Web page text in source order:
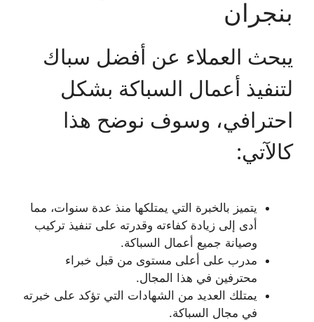
بنجران
يبحث العملاء عن أفضل سباك
لتنفيذ أعمال السباكة بشكل
احترافي، وسوف نوضح هذا
كالآتي:
يتميز بالخبرة التي يمتلكها منذ عدة سنوات، مما
أدى إلى زيادة كفاءته وقدرته على تنفيذ تركيب
وصيانة جميع أعمال السباكة.
مدرب على أعلى مستوى من قبل خبراء
محترفين في هذا المجال.
يمتلك العديد من الشهادات التي تؤكد على خبرته
في مجال السباكة.